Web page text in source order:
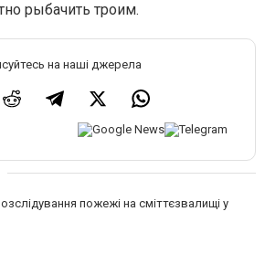
рыбачить троим.
на наші джерела
пожежі на сміттєзвалищі у